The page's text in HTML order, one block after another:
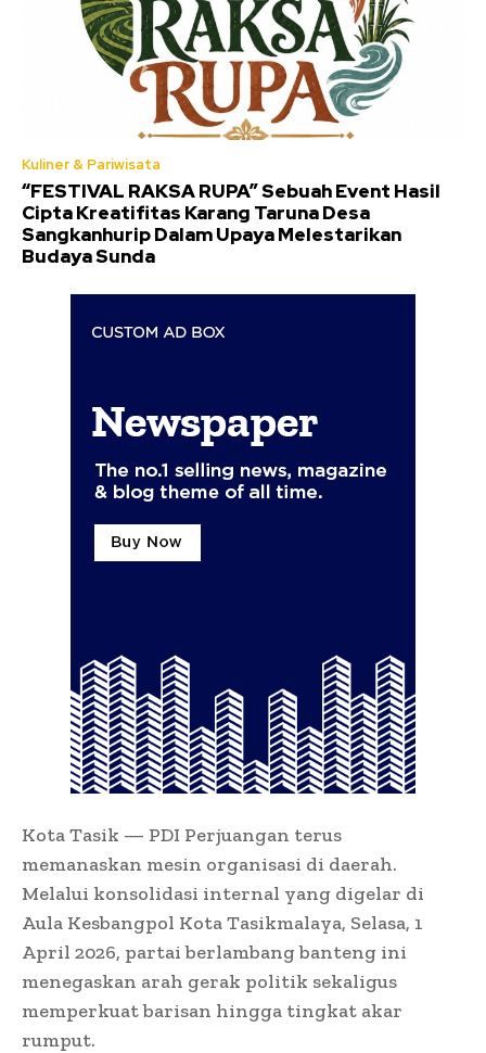
Kuliner & Pariwisata
“FESTIVAL RAKSA RUPA” Sebuah Event Hasil
Cipta Kreatifitas Karang Taruna Desa
Sangkanhurip Dalam Upaya Melestarikan
Budaya Sunda
Kota Tasik — PDI Perjuangan terus
memanaskan mesin organisasi di daerah.
Melalui konsolidasi internal yang digelar di
Aula Kesbangpol Kota Tasikmalaya, Selasa, 1
April 2026, partai berlambang banteng ini
menegaskan arah gerak politik sekaligus
memperkuat barisan hingga tingkat akar
rumput.